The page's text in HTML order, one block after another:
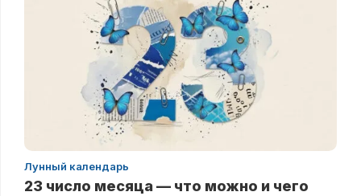
Лунный календарь
23 число месяца — что можно и чего